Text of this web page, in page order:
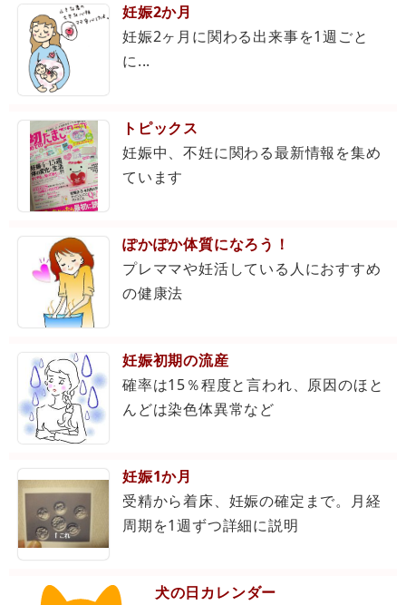
妊娠2か月
妊娠2ヶ月に関わる出来事を1週ごと
に...
トピックス
妊娠中、不妊に関わる最新情報を集め
ています
ぽかぽか体質になろう！
プレママや妊活している人におすすめ
の健康法
妊娠初期の流産
確率は15％程度と言われ、原因のほと
んどは染色体異常など
妊娠1か月
受精から着床、妊娠の確定まで。月経
周期を1週ずつ詳細に説明
犬の日カレンダー